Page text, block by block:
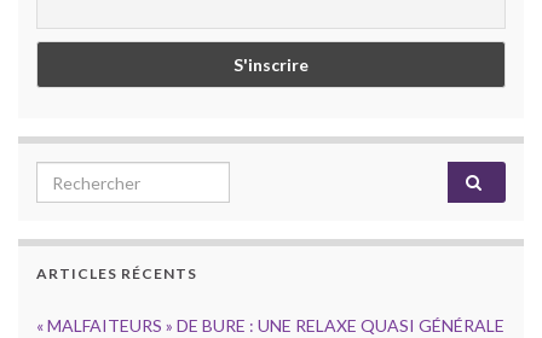
Search for:
ARTICLES RÉCENTS
« MALFAITEURS » DE BURE : UNE RELAXE QUASI GÉNÉRALE